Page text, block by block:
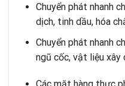
Chuyển phát nhanh
dịch, tinh dầu, hóa
Chuyển phát nhanh
ngũ cốc, vật liệu xây